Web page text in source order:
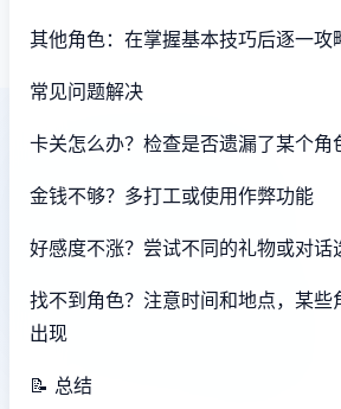
其他角色：在掌握基本技巧后逐一攻
常见问题解决
卡关怎么办？检查是否遗漏了某个角
金钱不够？多打工或使用作弊功能
好感度不涨？尝试不同的礼物或对话
找不到角色？注意时间和地点，某些
出现
📝 总结